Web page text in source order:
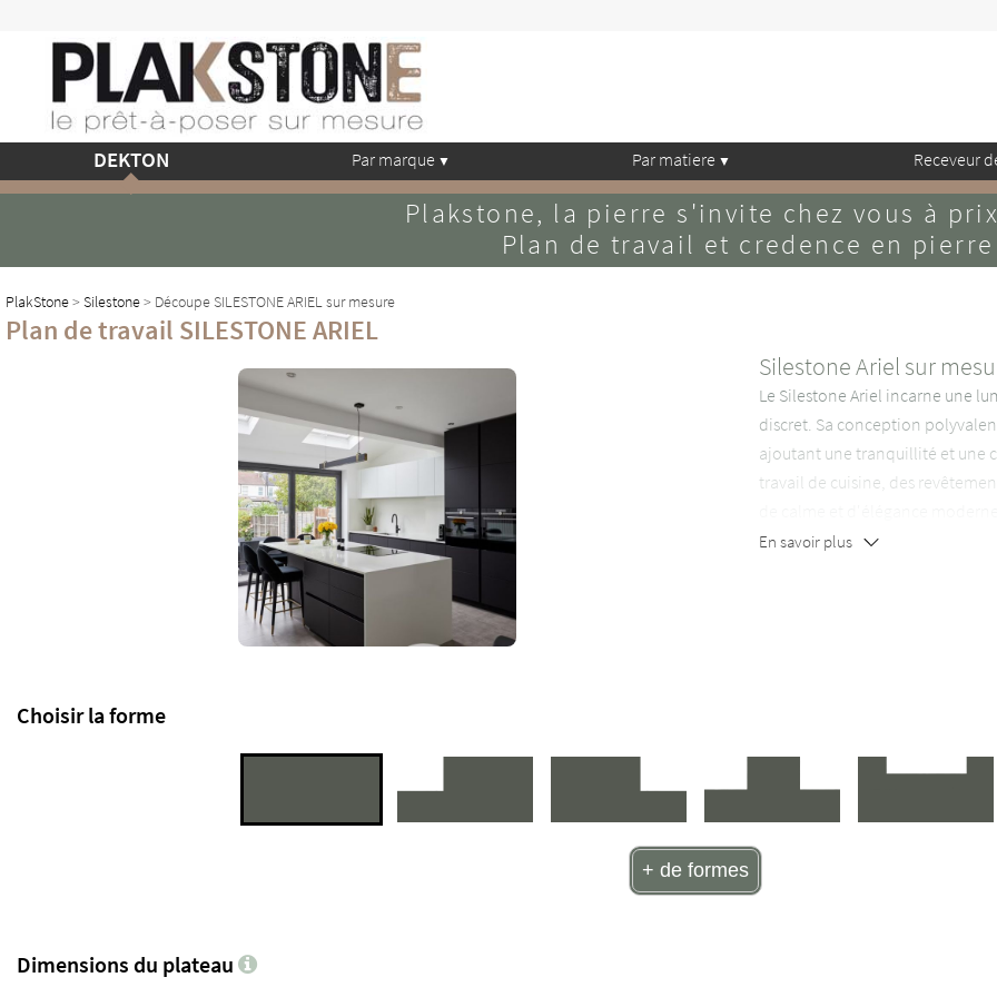
DEKTON Par marque Par matiere Receveur
Plakstone, la pierre s'invite chez vous à
Plan de travail et credence en pierre
PlakStone>Silestone> Découpe SILESTONE ARIEL sur mesure
Plan de travail SILESTONE ARIEL
Silestone Ariel sur
Le Silestone Ariel incarne une
discret. Sa conception
ajoutant une tranquillité et une
travail de cuisine, des
En savoir plus
Choisir la forme
+ de formes
Dimensions du plateau